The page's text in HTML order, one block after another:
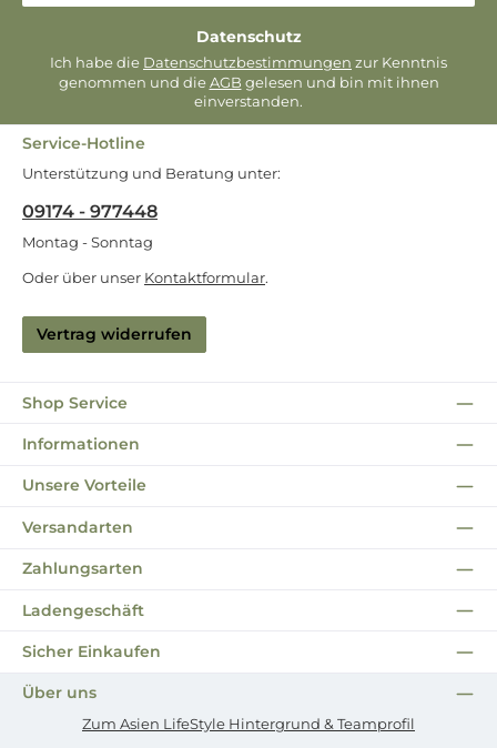
Datenschutz
Ich habe die Datenschutzbestimmungen zur Kenntnis
genommen und die AGB gelesen und bin mit ihnen
einverstanden.
Service-Hotline
Unterstützung und Beratung unter:
09174 - 977448
Montag - Sonntag
Oder über unser Kontaktformular.
Vertrag widerrufen
Shop Service
Informationen
Unsere Vorteile
Versandarten
Zahlungsarten
Ladengeschäft
Sicher Einkaufen
Über uns
Zum Asien LifeStyle Hintergrund & Teamprofil